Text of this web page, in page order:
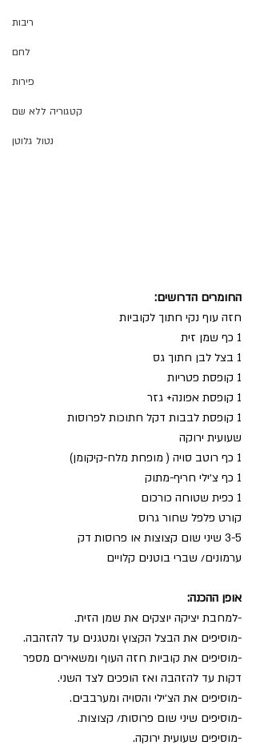
ריבות
לחם
פירות
קטגוריה ללא שם
נטול גלוטן
החומרים הדרושים:
חזה עוף נקי חתוך לקוביות
1 כף שמן זית
1 בצל לבן חתוך גס
1 קופסת פטריות
1 קופסת אפונה+ גזר
1 קופסת לבבות דקל חתוכות לפרוסות
שעועית ירוקה
1 כף רוטב סויה ( מופחת מלח-קיקומן)
1 כף צ׳ילי חריף-מתוק
1 כפית שטוחה כורכום
קורט פלפל שחור גרוס
3-5 שיני שום קצוצות או פרוסות דק
ערמונים/ שברי בוטנים קלויים
אופן ההכנה:
-למחבת יציקה יוצקים את שמן הזית.
-מוסיפים את הבצל הקצוץ ומטגנים עד להזהבה.
-מוסיפים את קוביות חזה העוף ומשאירים מספר
דקות עד להזהבה ואז הופכים לצד השני.
-מוסיפים את הצ׳ילי והסויה ומערבבים.
-מוסיפים שיני שום פרוסות/ קצוצות.
-מוסיפים שעועית ירוקה.